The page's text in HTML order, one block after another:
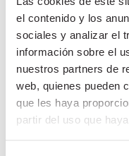
el contenido y los
sociales y analizar el
información sobre el
nuestros partners de
web, quienes pueden
que les haya
partir del uso que
Os du cou
Palette 2D
Palette 4D
Palette 5D
Palette coupe ronde
Lard